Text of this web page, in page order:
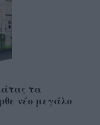
τα
νέο μεγάλο